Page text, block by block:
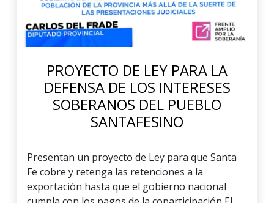
PROYECTO DE LEY PARA LA
DEFENSA DE LOS INTERESES
SOBERANOS DEL PUEBLO
SANTAFESINO
Presentan un proyecto de Ley para que Santa
Fe cobre y retenga las retenciones a la
exportación hasta que el gobierno nacional